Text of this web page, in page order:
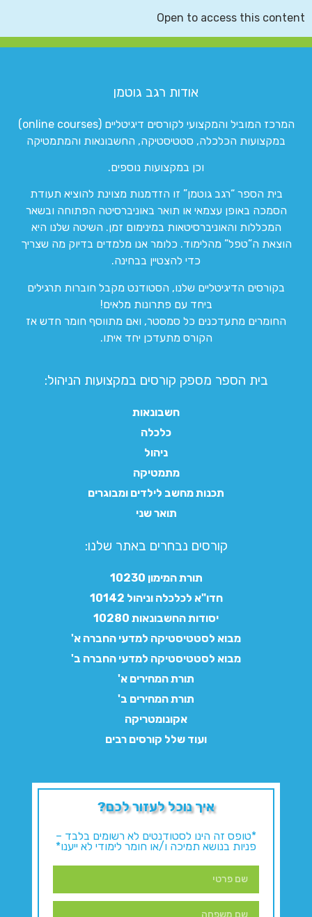
Open to access this content
אודות רגב גוטמן
המרכז המוביל והמקצועי לקורסים דיגיטליים (online courses)
במקצועות הכלכלה, סטטיסטיקה, החשבונאות והמתמטיקה
וכן במקצועות נוספים.
בית הספר “רגב גוטמן” זו הזדמנות מצוינת להוציא תעודת
הסמכה באופן עצמאי או תואר באוניברסיטה הפתוחה ובשאר
המכללות והאוניברסיטאות במינימום זמן. השיטה שלנו היא
הוצאת ה”טפל” מהלימוד. כלומר אנו מלמדים בדיוק מה שצריך
כדי להצטיין בבחינה.
בקורסים הדיגיטליים שלנו, הסטודנט מקבל חוברות תרגילים
ביחד עם פתרונות מלאים!
החומרים מתעדכנים כל סמסטר, ואם מתווסף חומר חדש אז
הקורס מתעדכן יחד איתו.
בית הספר מספק קורסים במקצועות הניהול:
חשבונאות
כלכלה
ניהול
מתמטיקה
תכנות מחשב לילדים ומבוגרים
תואר שני
קורסים נבחרים באתר שלנו:​
תורת המימון 10230
חדו"א לכלכלה וניהול 10142
יסודות החשבונאות 10280
מבוא לסטטיסטיקה למדעי החברה א'
מבוא לסטטיסטיקה למדעי החברה ב'
תורת המחירים א'
תורת המחירים ב'
אקונומטריקה
ועוד שלל קורסים רבים
איך נוכל לעזור לכם?
*טופס זה הינו לסטודנטים לא רשומים בלבד –
פניות בנושא תמיכה ו/או חומר לימודי לא ייענו*